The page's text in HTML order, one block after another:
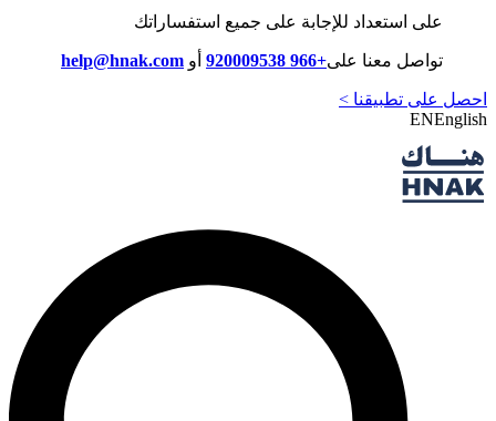
على استعداد للإجابة على جميع استفساراتك
تواصل معنا على+966 920009538 أو help@hnak.com
احصل على تطبيقنا >
ENEnglish